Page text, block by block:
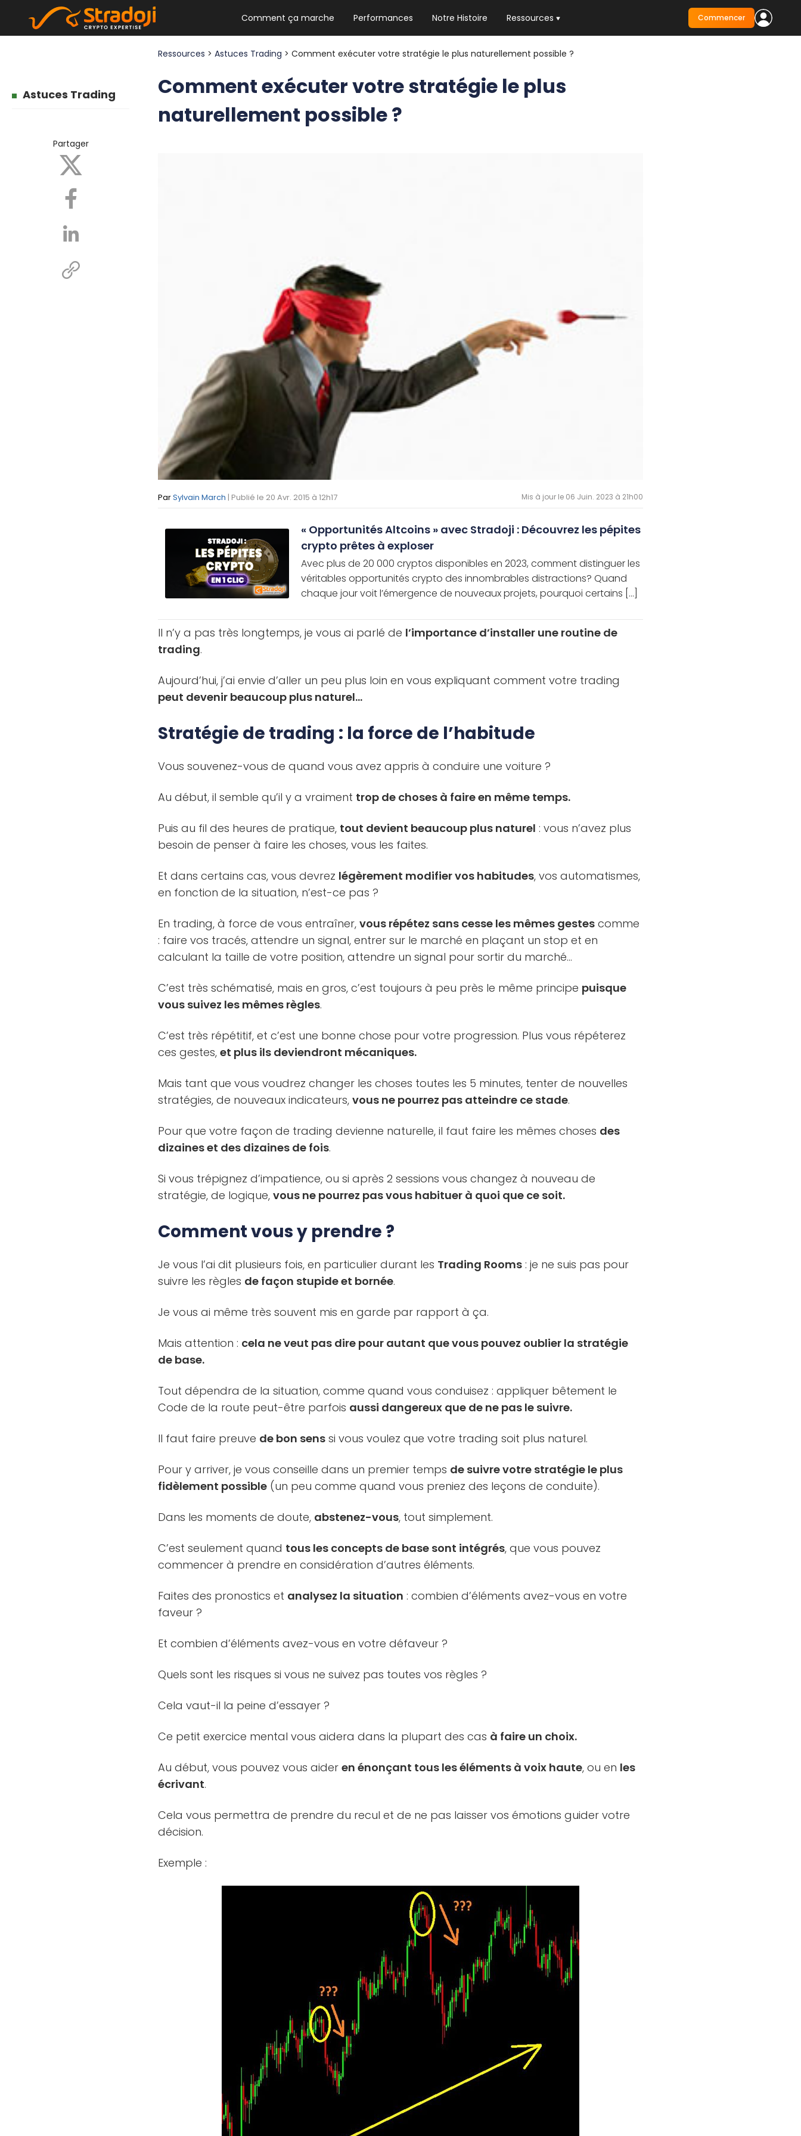
Comment ça marche Performances Notre Histoire Ressources
NEWSLETTER HEBDO
Les news crypto dont vous avez besoin
GUIDE CRYPTO STRADOJI
Commencer
Astuces Trading
Partager
Ressources >Astuces Trading > Comment exécuter votre stratégie le plus naturellement possible ?
Comment exécuter votre stratégie le plus
naturellement possible ?
ParSylvain March | Publié le 20 Avr. 2015 à 12h17 Mis à jour le 06 Juin. 2023 à 21h00
« Opportunités Altcoins » avec Stradoji : Découvrez les pépites
crypto prêtes à exploser
Avec plus de 20 000 cryptos disponibles en 2023, comment distinguer les
véritables opportunités crypto des innombrables distractions? Quand
chaque jour voit l’émergence de nouveaux projets, pourquoi certains [...]
Il n’y a pas très longtemps, je vous ai parlé de l’importance d’installer une routine de
trading.
Aujourd’hui, j’ai envie d’aller un peu plus loin en vous expliquant comment votre trading
peut devenir beaucoup plus naturel…
Stratégie de trading : la force de l’habitude
Vous souvenez-vous de quand vous avez appris à conduire une voiture ?
Au début, il semble qu’il y a vraiment trop de choses à faire en même temps.
Puis au fil des heures de pratique, tout devient beaucoup plus naturel : vous n’avez plus
besoin de penser à faire les choses, vous les faites.
Et dans certains cas, vous devrez légèrement modifier vos habitudes, vos automatismes,
en fonction de la situation, n’est-ce pas ?
En trading, à force de vous entraîner,vous répétez sans cesse les mêmes gestes comme
: faire vos tracés, attendre un signal, entrer sur le marché en plaçant un stop et en
calculant la taille de votre position, attendre un signal pour sortir du marché…
C’est très schématisé, mais en gros, c’est toujours à peu près le même principe puisque
vous suivez les mêmes règles.
C’est très répétitif, et c’est une bonne chose pour votre progression. Plus vous répéterez
ces gestes,et plus ils deviendront mécaniques.
Mais tant que vous voudrez changer les choses toutes les 5 minutes, tenter de nouvelles
stratégies, de nouveaux indicateurs,vous ne pourrez pas atteindre ce stade.
Pour que votre façon de trading devienne naturelle, il faut faire les mêmes choses des
dizaines et des dizaines de fois.
Si vous trépignez d’impatience, ou si après 2 sessions vous changez à nouveau de
stratégie, de logique,vous ne pourrez pas vous habituer à quoi que ce soit.
Comment vous y prendre ?
Je vous l’ai dit plusieurs fois, en particulier durant les Trading Rooms : je ne suis pas pour
suivre les règles de façon stupide et bornée.
Je vous ai même très souvent mis en garde par rapport à ça.
Mais attention : cela ne veut pas dire pour autant que vous pouvez oublier la stratégie
de base.
Tout dépendra de la situation, comme quand vous conduisez : appliquer bêtement le
Code de la route peut-être parfois aussi dangereux que de ne pas le suivre.
Il faut faire preuve de bon sens si vous voulez que votre trading soit plus naturel.
Pour y arriver, je vous conseille dans un premier temps de suivre votre stratégie le plus
fidèlement possible (un peu comme quand vous preniez des leçons de conduite).
Dans les moments de doute, abstenez-vous, tout simplement.
C’est seulement quand tous les concepts de base sont intégrés, que vous pouvez
commencer à prendre en considération d’autres éléments.
Faites des pronostics et analysez la situation : combien d’éléments avez-vous en votre
faveur ?
Et combien d’éléments avez-vous en votre défaveur ?
Quels sont les risques si vous ne suivez pas toutes vos règles ?
Cela vaut-il la peine d’essayer ?
Ce petit exercice mental vous aidera dans la plupart des cas à faire un choix.
Au début, vous pouvez vous aideren énonçant tous les éléments à voix haute, ou en les
écrivant.
Cela vous permettra de prendre du recul et de ne pas laisser vos émotions guider votre
décision.
Exemple :